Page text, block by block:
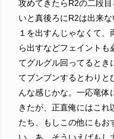
攻めてきたらR2の二段
いと真後ろにR2は出来
１を出すんじゃなくて
ら出すなどフェイントも
てグルグル回ってるとき
てブンブンするとわりと
んな感じかな。一応竜
きたが、正直俺にはこ
たち、もしこの他にもお
い。あ、そういえばもし